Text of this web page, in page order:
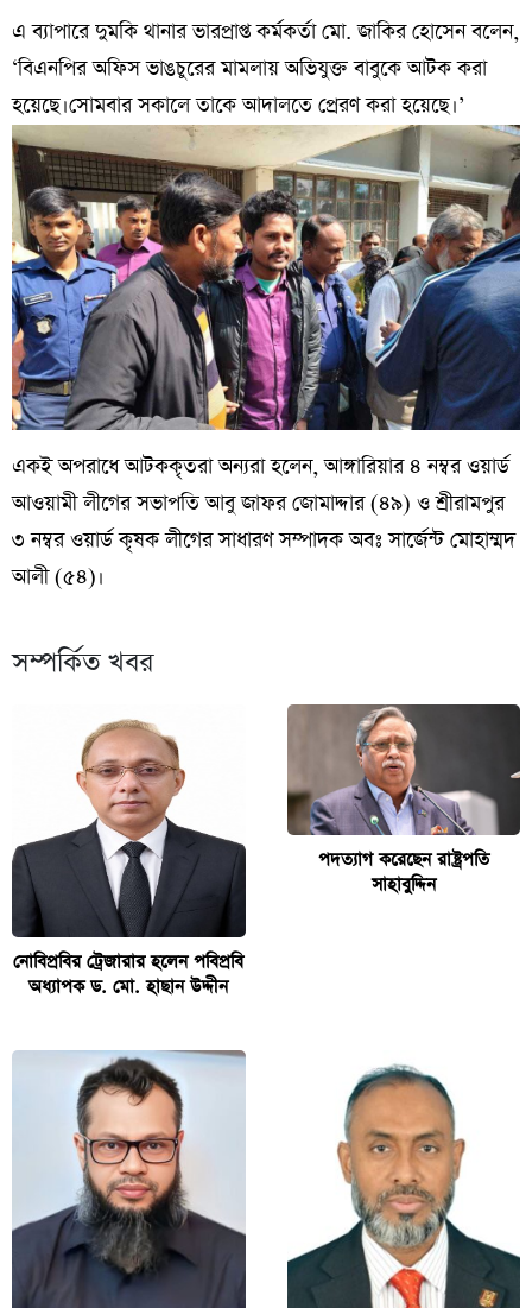
এ ব্যাপারে দুমকি থানার ভারপ্রাপ্ত কর্মকর্তা মো. জাকির হোসেন বলেন,
‘বিএনপির অফিস ভাঙচুরের মামলায় অভিযুক্ত বাবুকে আটক করা
হয়েছে।সোমবার সকালে তাকে আদালতে প্রেরণ করা হয়েছে।’
একই অপরাধে আটককৃতরা অন্যরা হলেন, আঙ্গারিয়ার ৪ নম্বর ওয়ার্ড
আওয়ামী লীগের সভাপতি আবু জাফর জোমাদ্দার (৪৯) ও শ্রীরামপুর
৩ নম্বর ওয়ার্ড কৃষক লীগের সাধারণ সম্পাদক অবঃ সার্জেন্ট মোহাম্মদ
আলী (৫৪)।
সম্পর্কিত খবর
নোবিপ্রবির ট্রেজারার হলেন পবিপ্রবি
অধ্যাপক ড. মো. হাছান উদ্দীন
পদত্যাগ করেছেন রাষ্ট্রপতি
সাহাবুদ্দিন